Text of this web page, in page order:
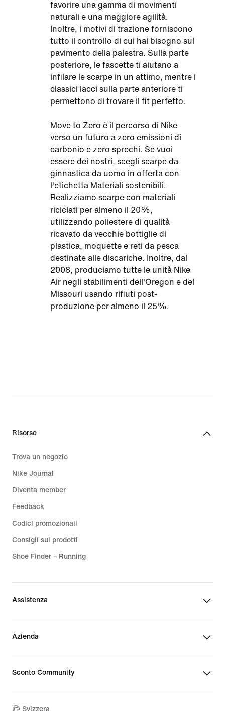
favorire una gamma di movimenti
naturali e una maggiore agilità.
Inoltre, i motivi di trazione forniscono
tutto il controllo di cui hai bisogno sul
pavimento della palestra. Sulla parte
posteriore, le fascette ti aiutano a
infilare le scarpe in un attimo, mentre i
classici lacci sulla parte anteriore ti
permettono di trovare il fit perfetto.
Move to Zero è il percorso di Nike
verso un futuro a zero emissioni di
carbonio e zero sprechi. Se vuoi
essere dei nostri, scegli scarpe da
ginnastica da uomo in offerta con
l'etichetta Materiali sostenibili.
Realizziamo scarpe con materiali
riciclati per almeno il 20%,
utilizzando poliestere di qualità
ricavato da vecchie bottiglie di
plastica, moquette e reti da pesca
destinate alle discariche. Inoltre, dal
2008, produciamo tutte le unità Nike
Air negli stabilimenti dell'Oregon e del
Missouri usando rifiuti post-
produzione per almeno il 25%.
Risorse
Trova un negozio
Nike Journal
Diventa member
Feedback
Codici promozionali
Consigli sui prodotti
Shoe Finder – Running
Assistenza
Azienda
Sconto Community
Svizzera